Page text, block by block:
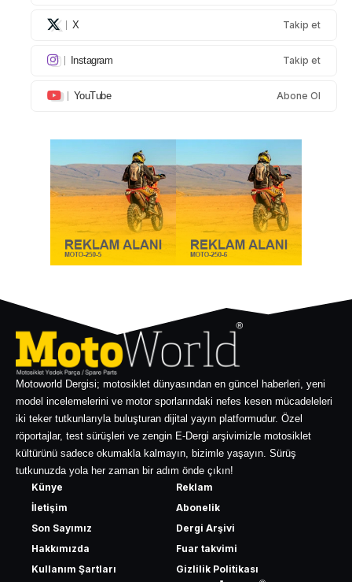
X Takip et
Instagram Takip et
YouTube Abone Ol
Motoworld Dergisi; motosiklet dünyasından en güncel haberleri, yeni
model incelemelerini ve motor sporlarındaki nefes kesen mücadeleleri
iki teker tutkunlarıyla buluşturan dijital yayın platformudur. Özel
röportajlar, test sürüşleri ve zengin E-Dergi arşivimizle motosiklet
kültürünü sadece okumakla kalmayın, bizimle yaşayın. Sürüş
tutkunuzda yola her zaman bir adım önde çıkın!
Künye
İletişim
Son Sayımız
Hakkımızda
Kullanım Şartları
Reklam
Abonelik
Dergi Arşivi
Fuar takvimi
Gizlilik Politikası